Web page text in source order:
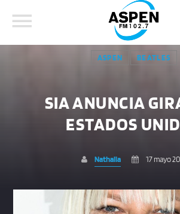
BUSCAR EN EL
COMPARTE ESTA
ASPEN BEATLES
SIA ANUNCIA
ESTADOS
Nathalia 17 mayo